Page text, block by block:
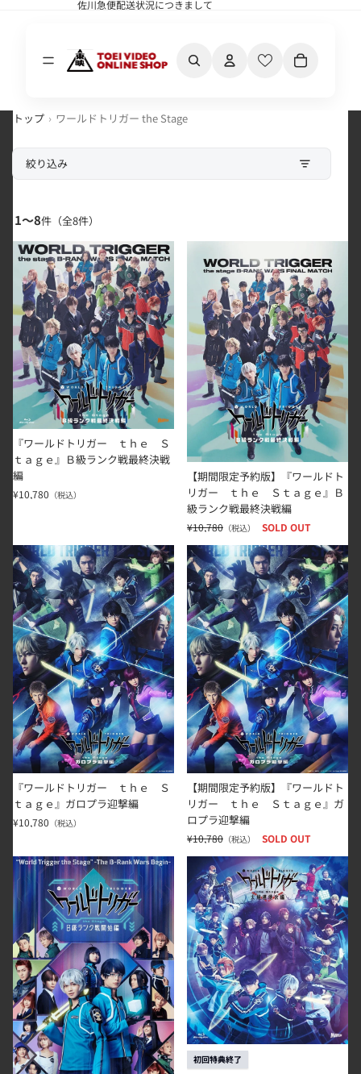
佐川急便配送状況につきまして
佐川急便配送状況につきまして
トップ ワールドトリガー the Stage
絞り込み
1〜8件（全8件）
『ワールドトリガー ｔｈｅ Ｓｔａｇｅ』Ｂ級ランク戦最終決戦編
『ワールドトリガー ｔｈｅ Ｓ
ｔａｇｅ』Ｂ級ランク戦最終決戦
編
¥10,780 （税込）
【期間限定予約版】『ワールドト
リガー ｔｈｅ Ｓｔａｇｅ』Ｂ
級ランク戦最終決戦編
¥10,780 （税込） SOLD OUT
『ワールドトリガー ｔｈｅ Ｓｔａｇｅ』ガロプラ迎撃編
『ワールドトリガー ｔｈｅ Ｓ
ｔａｇｅ』ガロプラ迎撃編
¥10,780 （税込）
【期間限定予約版】『ワールド
【期間限定予約版】『ワールドト
リガー ｔｈｅ Ｓｔａｇｅ』ガ
ロプラ迎撃編
¥10,780 （税込） SOLD OUT
ワールドトリガー the Stage B級ランク戦開始編ワールドトリガー the Stage 大規
初回特典終了